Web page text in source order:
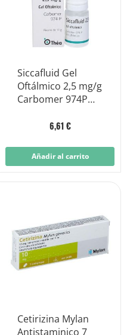
Siccafluid Gel
Oftálmico 2,5 mg/g
Carbomer 974P
6,61 €
Añadir al carrito
Cetirizina Mylan
Antistaminico 7